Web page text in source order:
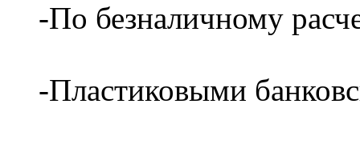
-По безналичному
-Пластиковыми